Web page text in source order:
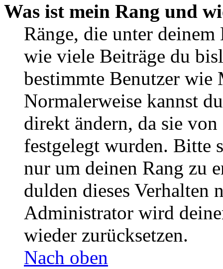
Was ist mein Rang und
Ränge, die unter deinem
wie viele Beiträge du
bestimmte Benutzer wie
Normalerweise kannst
direkt ändern, da sie
festgelegt wurden. Bitte
nur um deinen Rang zu
dulden dieses Verhalten
Administrator wird
wieder zurücksetzen.
Nach oben